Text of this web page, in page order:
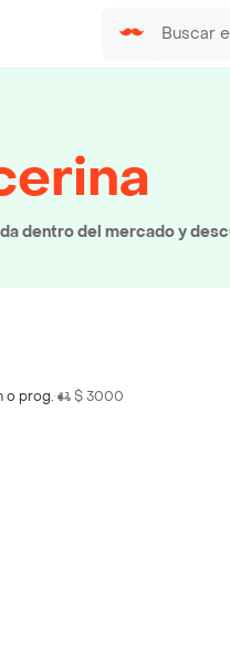
dentro del mercado y
o prog.• $ 3000